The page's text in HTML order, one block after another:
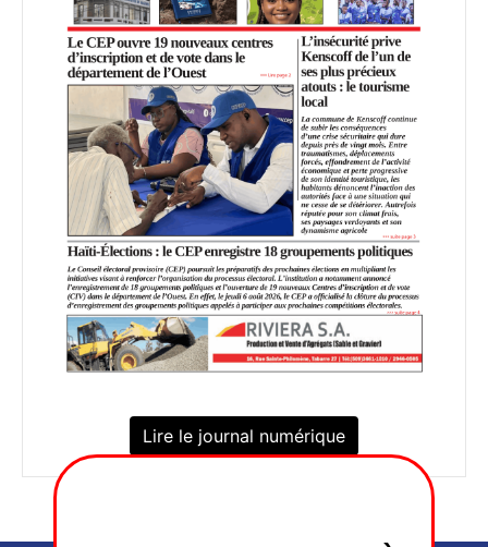
Lire le journal numérique